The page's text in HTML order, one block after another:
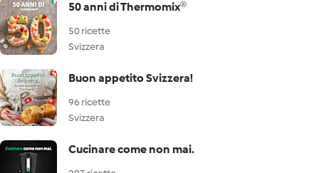
50 anni di Thermomix®
50 ricette
Svizzera
Buon appetito Svizzera!
96 ricette
Svizzera
Cucinare come non mai.